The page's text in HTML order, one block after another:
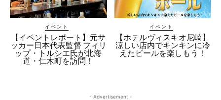
イベント
【イベントレポート】元サ
ッカー日本代表監督 フィリ
ップ・トルシエ氏が北海
道・仁木町を訪問！
イベント
【ホテルヴィスキオ尼崎】
涼しい店内でキンキンに冷
えたビールを楽しもう！
- Advertisement -